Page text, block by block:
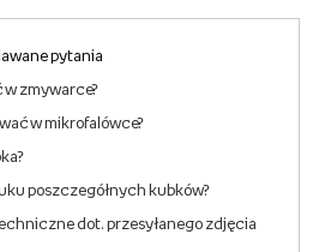
pytania
w zmywarce?
w mikrofalówce?
poszczegółnych kubków?
dot. przesyłanego zdjęcia